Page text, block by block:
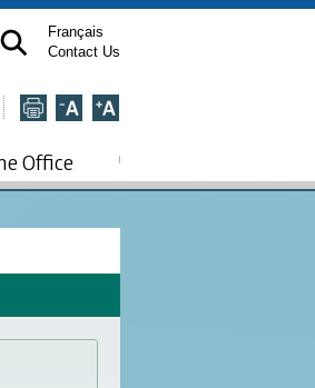
Français
Contact Us
Office